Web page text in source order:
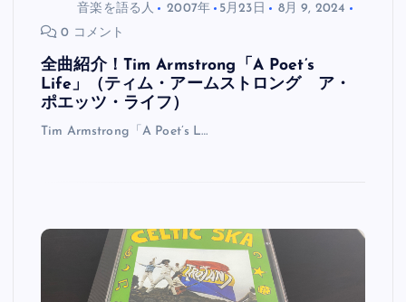
音楽を語る人 2007年 5月23日
8月 9, 2024
0 コメント
全曲紹介！Tim Armstrong「A Poet’s
Life」（ティム・アームストロング ア・
ポエッツ・ライフ）
Tim Armstrong「A Poet’s L…